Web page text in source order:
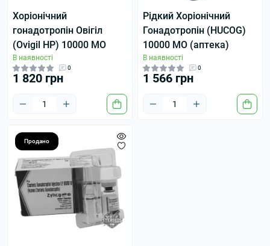
Хоріонічний
гонадотропін Овігіл
(Ovigil HP) 10000 МО
В наявності
0
1 820 грн
Рідкий Хоріонічний
Гонадотропін (HUCOG)
10000 МО (аптека)
В наявності
0
1 566 грн
Продано